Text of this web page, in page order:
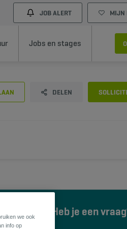
JOB ALERT MIJN
Jobs en stages
DELEN
Heb je een
we ook
info op